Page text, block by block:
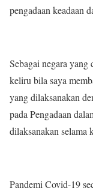
pengadaan keadaan
Sebagai negara
keliru bila saya
yang dilaksanakan
pada Pengadaan
dilaksanakan selama
Pandemi Covid-19